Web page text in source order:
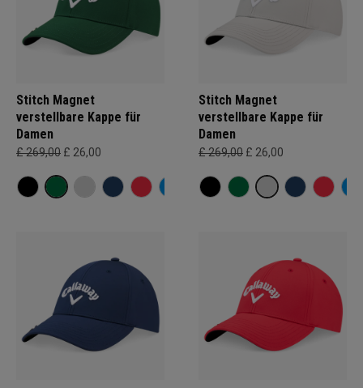
Stitch Magnet
verstellbare Kappe für
Damen
£ 269,00 £ 26,00
Stitch Magnet
verstellbare Kappe für
Damen
£ 269,00 £ 26,00